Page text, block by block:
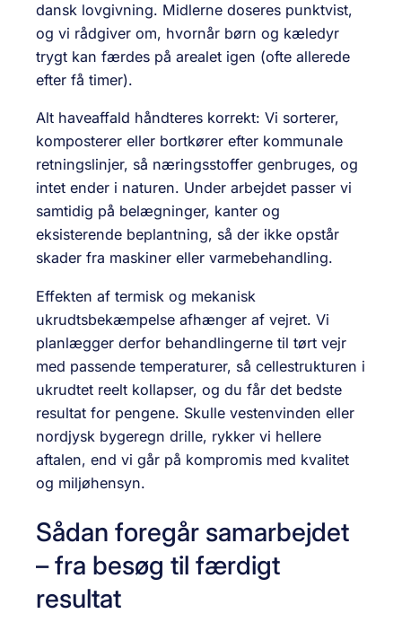
dansk lovgivning. Midlerne doseres punktvist,
og vi rådgiver om, hvornår børn og kæledyr
trygt kan færdes på arealet igen (ofte allerede
efter få timer).
Alt haveaffald håndteres korrekt: Vi sorterer,
komposterer eller bortkører efter kommunale
retningslinjer, så næringsstoffer genbruges, og
intet ender i naturen. Under arbejdet passer vi
samtidig på belægninger, kanter og
eksisterende beplantning, så der ikke opstår
skader fra maskiner eller varmebehandling.
Effekten af termisk og mekanisk
ukrudtsbekæmpelse afhænger af vejret. Vi
planlægger derfor behandlingerne til tørt vejr
med passende temperaturer, så cellestrukturen i
ukrudtet reelt kollapser, og du får det bedste
resultat for pengene. Skulle vestenvinden eller
nordjysk bygeregn drille, rykker vi hellere
aftalen, end vi går på kompromis med kvalitet
og miljøhensyn.
Sådan foregår samarbejdet
– fra besøg til færdigt
resultat